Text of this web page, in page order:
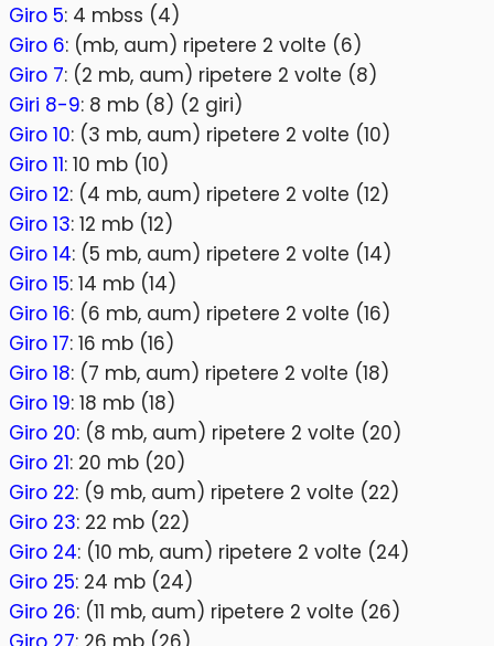
Giro 5: 4 mbss (4)
Giro 6: (mb, aum) ripetere 2 volte (6)
Giro 7: (2 mb, aum) ripetere 2 volte (8)
Giri 8-9: 8 mb (8) (2 giri)
Giro 10: (3 mb, aum) ripetere 2 volte (10)
Giro 11: 10 mb (10)
Giro 12: (4 mb, aum) ripetere 2 volte (12)
Giro 13: 12 mb (12)
Giro 14: (5 mb, aum) ripetere 2 volte (14)
Giro 15: 14 mb (14)
Giro 16: (6 mb, aum) ripetere 2 volte (16)
Giro 17: 16 mb (16)
Giro 18: (7 mb, aum) ripetere 2 volte (18)
Giro 19: 18 mb (18)
Giro 20: (8 mb, aum) ripetere 2 volte (20)
Giro 21: 20 mb (20)
Giro 22: (9 mb, aum) ripetere 2 volte (22)
Giro 23: 22 mb (22)
Giro 24: (10 mb, aum) ripetere 2 volte (24)
Giro 25: 24 mb (24)
Giro 26: (11 mb, aum) ripetere 2 volte (26)